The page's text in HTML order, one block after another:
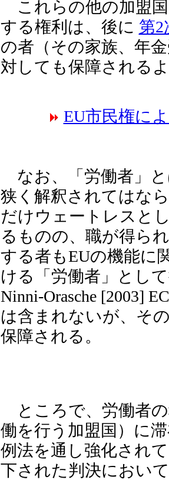
これらの他の加盟
する権利は、後に 第2
の者（その家族、年
対しても保障される
EU市民権に
なお、「労働者」
狭く解釈されてはな
だけウェートレスと
るものの、職が得ら
する者もEUの機能に
ける「労働者」とし
Ninni-Orasche [2003]
は含まれないが、そ
保障される。
ところで、労働者
働を行う加盟国）に
例法を通し強化され
下された判決におい